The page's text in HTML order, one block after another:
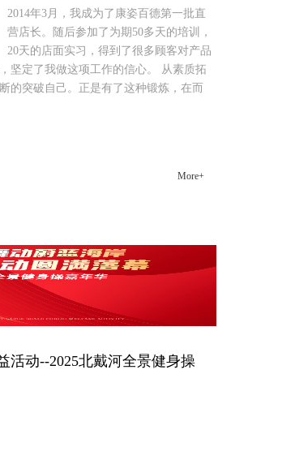
2014年3月，我成为了康姿百德第一批直
营店长。随后参加了为期50多天的培训，
20天的店面实习，得到了很多顾客对产品
坚定了我做这项工作的信心。 从素质拓
的突破自己。正是有了这种锻炼，在而
More+
活动--2025北戴河全景健身操